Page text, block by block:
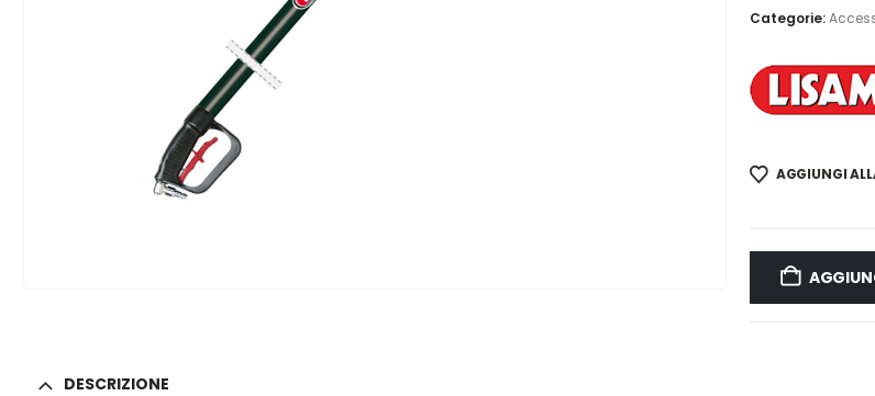
Categorie:
AGGIUNGI
DESCRIZIONE